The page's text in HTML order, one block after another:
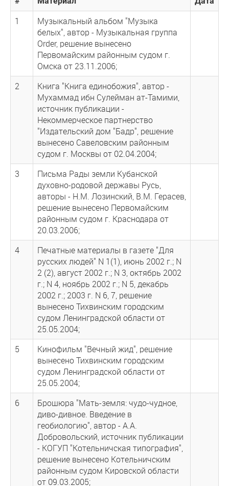
1
Музыкальный альбом "Музыка
белых", автор - Музыкальная группа
Order, решение вынесено
Первомайским районным судом г.
Омска от 23.11.2006;
2
Книга "Книга единобожия", автор -
Мухаммад ибн Сулейман ат-Тамими,
источник публикации -
Некоммерческое партнерство
"Издательский дом "Бадр", решение
вынесено Савеловским районным
судом г. Москвы от 02.04.2004;
3
Письма Рады земли Кубанской
духовно-родовой державы Русь,
авторы - Н.М. Лозинский, В.М. Герасев,
решение вынесено Первомайским
районным судом г. Краснодара от
20.03.2006;
4
Печатные материалы в газете "Для
русских людей" N 1(1), июнь 2002 г.; N
2 (2), август 2002 г.; N 3, октябрь 2002
г.; N 4, ноябрь 2002 г.; N 5, декабрь
2002 г.; 2003 г. N 6, 7, решение
вынесено Тихвинским городским
судом Ленинградской области от
25.05.2004;
5
Кинофильм "Вечный жид", решение
вынесено Тихвинским городским
судом Ленинградской области от
25.05.2004;
6
Брошюра "Мать-земля: чудо-чудное,
диво-дивное. Введение в
геобиологию", автор - А.А.
Добровольский, источник публикации
- КОГУП "Котельничская типография",
решение вынесено Котельничским
районным судом Кировской области
от 09.03.2005;